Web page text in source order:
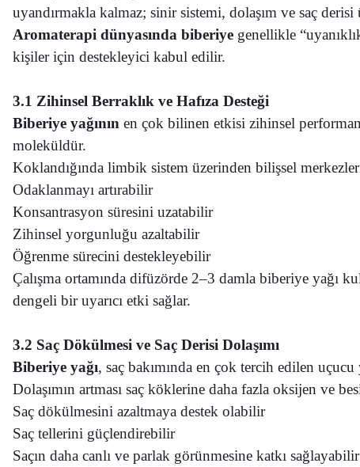
uyandırmakla kalmaz; sinir sistemi, dolaşım ve saç
Aromaterapi dünyasında biberiye genellikle
kişiler için destekleyici kabul edilir.
3.1 Zihinsel Berraklık ve Hafıza Desteği
Biberiye yağının en çok bilinen etkisi zihinsel
moleküldür.
Koklandığında limbik sistem üzerinden bilişsel
Odaklanmayı artırabilir
Konsantrasyon süresini uzatabilir
Zihinsel yorgunluğu azaltabilir
Öğrenme sürecini destekleyebilir
Çalışma ortamında difüzörde 2–3 damla biberiye yağı
dengeli bir uyarıcı etki sağlar.
3.2 Saç Dökülmesi ve Saç Derisi Dolaşımı
Biberiye yağı, saç bakımında en çok tercih edilen
Dolaşımın artması saç köklerine daha fazla oksijen ve
Saç dökülmesini azaltmaya destek olabilir
Saç tellerini güçlendirebilir
Saçın daha canlı ve parlak görünmesine katkı sağlayabilir